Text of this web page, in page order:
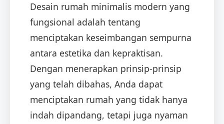
Desain rumah minimalis modern yang
fungsional adalah tentang
menciptakan keseimbangan sempurna
antara estetika dan kepraktisan.
Dengan menerapkan prinsip-prinsip
yang telah dibahas, Anda dapat
menciptakan rumah yang tidak hanya
indah dipandang, tetapi juga nyaman